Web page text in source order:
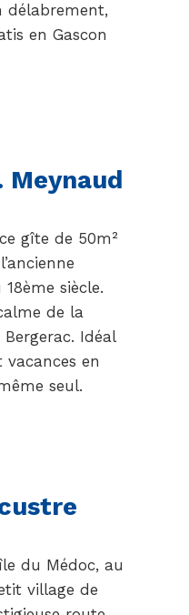
délabrement,
en Gascon
Meynaud
gîte de 50m²
siècle.
de la
Idéal
en
seul.
du Médoc, au
village de